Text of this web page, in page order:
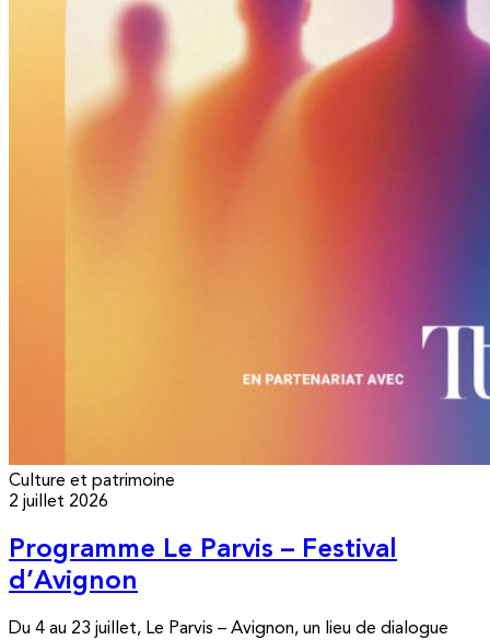
Culture et patrimoine
2 juillet 2026
Programme Le Parvis – Festival
d’Avignon
Du 4 au 23 juillet, Le Parvis – Avignon, un lieu de dialogue